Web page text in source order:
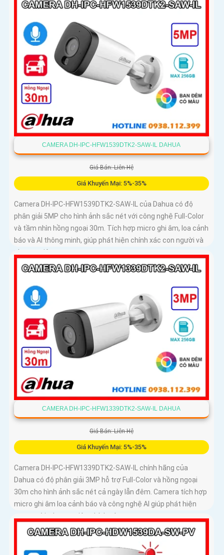
CAMERA DH-IPC-HFW1539DTK2-SAW-IL DAHUA
Giá Bán: Liên Hệ
Giá Khuyến Mại: 5%-35%
Camera DH-IPC-HFW1539DTK2-SAW-IL của Dahua có độ
phân giải 5MP cho hình ảnh sắc nét với công nghệ Full-Color
và tầm nhìn hồng ngoại 30m. Tích hợp micro ghi âm, loa cảnh
báo và AI thông minh, giúp phát hiện chính xác con người và
phương tiện
CAMERA DH-IPC-HFW1339DTK2-SAW-IL DAHUA
Giá Bán: Liên Hệ
Giá Khuyến Mại: 5%-35%
Camera DH-IPC-HFW1339DTK2-SAW-IL chính hãng của
Dahua có độ phân giải 3MP hỗ trợ Full-Color và hồng ngoại
30m cho hình ảnh sắc nét cả ngày lẫn đêm. Camera tích hợp
micro ghi âm loa cảnh báo và công nghệ AI giúp phát hiện
con người, phương tiện chính xác